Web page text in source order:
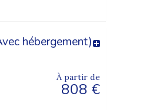
hébergement)
À partir de
808 €